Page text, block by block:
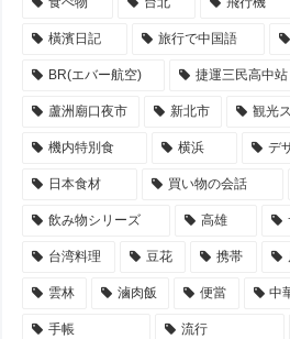
橫濱日記 旅行で中国語
BR(エバー航空) 捷運三民高中站
蘆洲廟口夜市 新北市 観光
機内特別食 横浜 デ
日本食材 買い物の会話
飲み物シリーズ 高雄
台湾料理 豆花 携帯
雲林 滷肉飯 便當 中
手帳 流行